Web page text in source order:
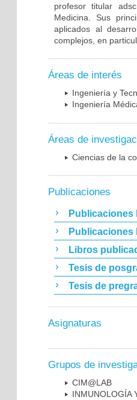
profesor titular
Medicina. Sus
aplicados al
complejos, en
Áreas de interés
Ingeniería y
Ingeniería
Áreas de
Ciencias de la
Publicaciones
Publicaciones
Publicaciones
Libros
Tesis de
Tesis de
Asignaturas
Grupos de
CIM@LAB
INMUNOLOGÍA